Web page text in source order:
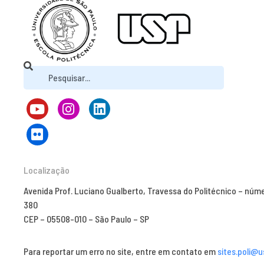
Localização
Avenida Prof. Luciano Gualberto, Travessa do Politécnico –
380
CEP – 05508-010 – São Paulo – SP
Para reportar um erro no site, entre em contato em